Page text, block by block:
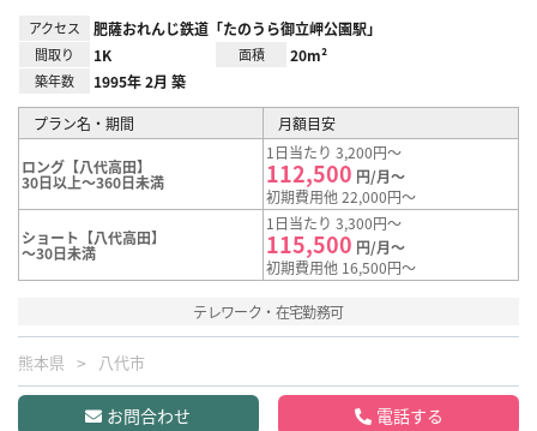
アクセス 肥薩おれんじ鉄道「たのうら御立岬公園駅」
間取り 1K 面積 20m²
築年数 1995年 2月 築
プラン名・期間 月額目安
ロング【八代高田】
30日以上～360日未満
1日当たり 3,200円～
112,500 円/月～
初期費用他 22,000円～
ショート【八代高田】
～30日未満
1日当たり 3,300円～
115,500 円/月～
初期費用他 16,500円～
テレワーク・在宅勤務可
熊本県 八代市
お問合わせ 電話する